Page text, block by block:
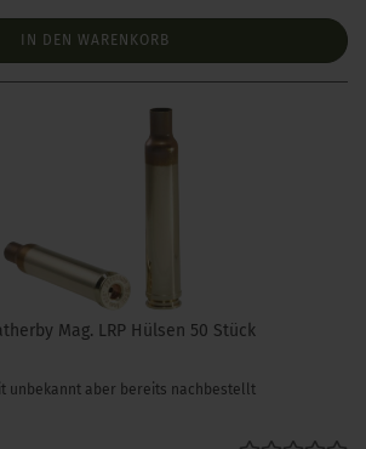
IN DEN WARENKORB
Mag. LRP Hülsen 50 Stück
unbekannt aber bereits nachbestellt